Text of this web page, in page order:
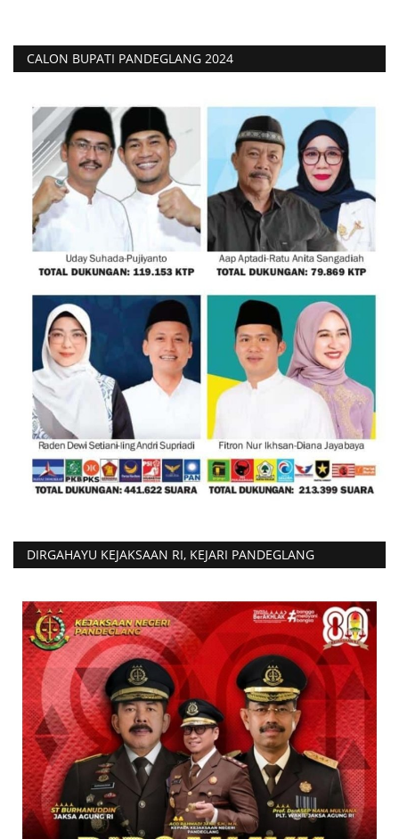
CALON BUPATI PANDEGLANG 2024
DIRGAHAYU KEJAKSAAN RI, KEJARI PANDEGLANG